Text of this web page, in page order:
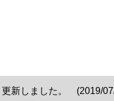
更新しました。 (2019/